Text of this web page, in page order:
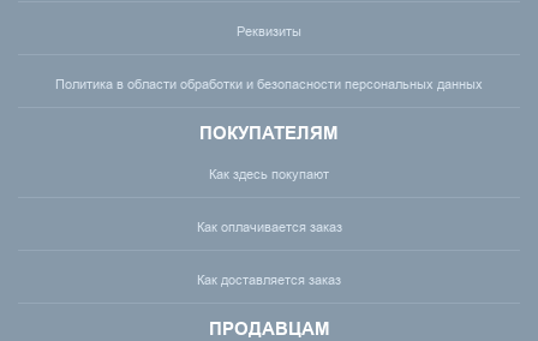
Реквизиты
Политика в области обработки и безопасности персональных данных
ПОКУПАТЕЛЯМ
Как здесь покупают
Как оплачивается заказ
Как доставляется заказ
ПРОДАВЦАМ